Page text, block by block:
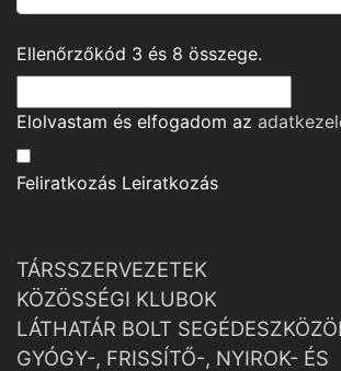
Ellenőrzőkód 3 és 8 összege.
Elolvastam és elfogadom az
Feliratkozás Leiratkozás
TÁRSSZERVEZETEK
KÖZÖSSÉGI KLUBOK
LÁTHATÁR BOLT
GYÓGY-, FRISSÍTŐ-, NYIROK- ÉS